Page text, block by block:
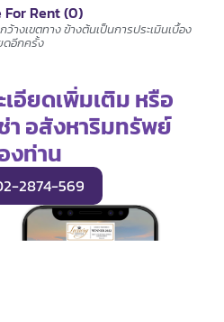
Rent (0)
างเขตทาง ข้างต้นเป็นการประเมินเบื้อง
ดอีกครั้ง
อียดเพิ่มเติม หรือ
า อสังหาริมทรัพย์
งท่าน
2874-569